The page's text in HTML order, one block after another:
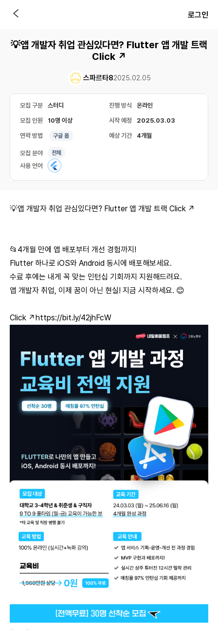
로그인
💡앱 개발자 취업 관심있다면? Flutter 앱 개발 트랙
Click ↗️
스파르타82025.02.05
모집 구분 스터디 진행 방식 온라인
모집 인원 10명 이상 시작 예정 2025.03.03
연락 방법 구글 폼 예상 기간 4개월
모집 분야 전체
사용 언어
💡앱 개발자 취업 관심있다면? Flutter 앱 개발 트랙 Click ↗️
📂4개월 만에 앱 배포부터 개선 경험까지!
Flutter 하나로 iOS와 Android 동시에 배포해보세요.
수료 후에는 내게 꼭 맞는 인턴십 기회까지 지원해드려요.
앱 개발자 취업, 이제 꿈이 아닌 현실! 지금 시작하세요. 😊
Click ↗️https://bit.ly/42jhFcW